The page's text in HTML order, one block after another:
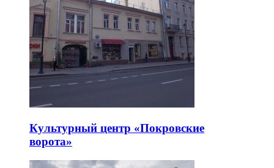
Культурный центр «Покровские
ворота»